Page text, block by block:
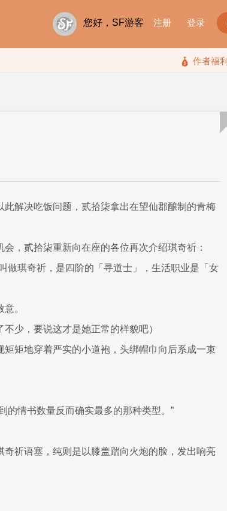
您好，SF游客 注册 登录
 作者福利
解决吃饭问题，贰拾柒拿出在望仙郡酿制的青梅
，贰拾柒重新向在座的各位再次介绍琪奇祈：
做琪奇祈，是四阶的「寻道士」，生活职业是「女
。
少，要说这才是她正常的样貌吧）
矩地穿着严实的小道袍，头绑帽巾向后系成一束
的情书数量反而确实最多的那种类型。”
祈语塞，纯则是以膝盖踹向火炮的脸，发出响亮